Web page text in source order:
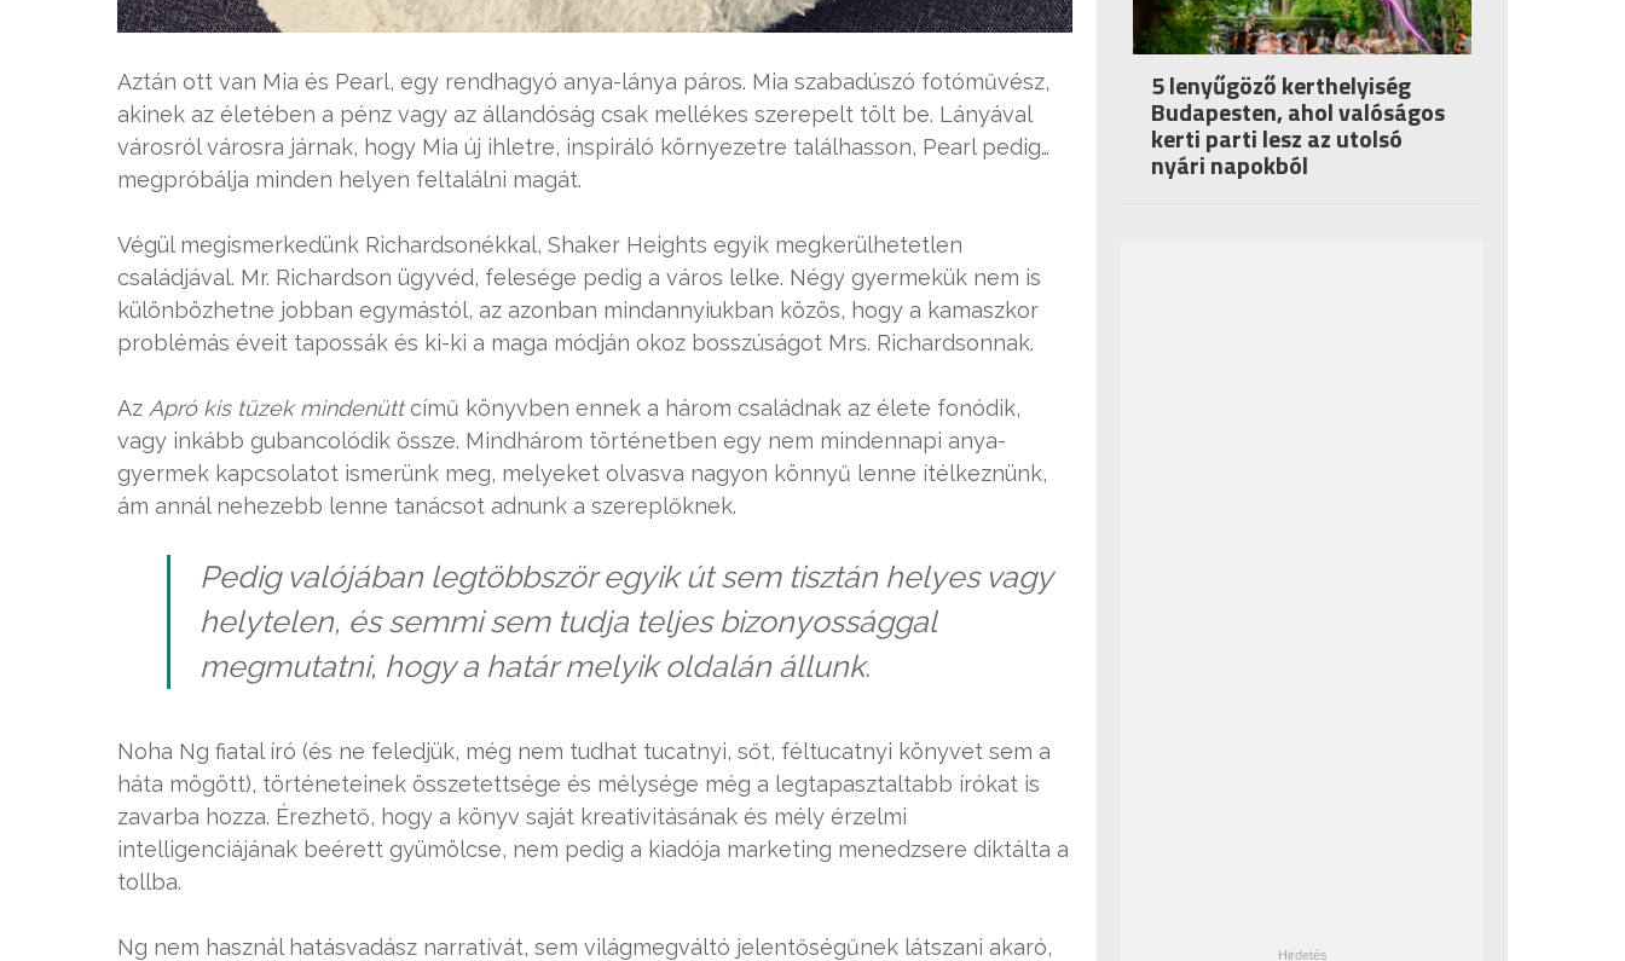
Aztán ott van Mia és Pearl, egy rendhagyó anya-lánya páros. Mia szabadúszó fotóművész,
akinek az életében a pénz vagy az állandóság csak mellékes szerepelt tölt be. Lányával
városról városra járnak, hogy Mia új ihletre, inspiráló környezetre találhasson, Pearl pedig…
megpróbálja minden helyen feltalálni magát.
Végül megismerkedünk Richardsonékkal, Shaker Heights egyik megkerülhetetlen
családjával. Mr. Richardson ügyvéd, felesége pedig a város lelke. Négy gyermekük nem is
különbözhetne jobban egymástól, az azonban mindannyiukban közös, hogy a kamaszkor
problémás éveit tapossák és ki-ki a maga módján okoz bosszúságot Mrs. Richardsonnak.
Az Apró kis tüzek mindenüttcímű könyvben ennek a három családnak az élete fonódik,
vagy inkább gubancolódik össze. Mindhárom történetben egy nem mindennapi anya-
gyermek kapcsolatot ismerünk meg, melyeket olvasva nagyon könnyű lenne ítélkeznünk,
ám annál nehezebb lenne tanácsot adnunk a szereplőknek.
Pedig valójában legtöbbször egyik út sem tisztán helyes vagy
helytelen, és semmi sem tudja teljes bizonyossággal
megmutatni, hogy a határ melyik oldalán állunk.
Noha Ng fiatal író (és ne feledjük, még nem tudhat tucatnyi, sőt, féltucatnyi könyvet sem a
háta mögött), történeteinek összetettsége és mélysége még a legtapasztaltabb írókat is
zavarba hozza. Érezhető, hogy a könyv saját kreativitásának és mély érzelmi
intelligenciájának beérett gyümölcse, nem pedig a kiadója marketing menedzsere diktálta a
tollba.
Ng nem használ hatásvadász narratívát, sem világmegváltó jelentőségűnek látszani akaró,
5 lenyűgöző kerthelyiség
Budapesten, ahol valóságos
kerti parti lesz az utolsó
nyári napokból